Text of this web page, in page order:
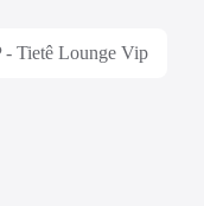
- Tietê Lounge Vip